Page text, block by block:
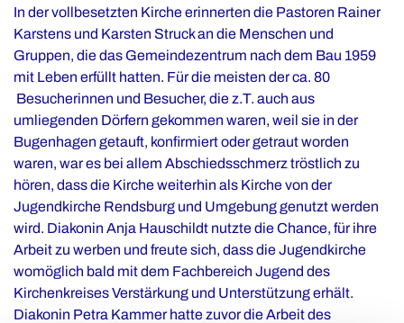
In der vollbesetzten Kirche erinnerten die Pastoren Rainer
Karstens und Karsten Struck an die Menschen und
Gruppen, die das Gemeindezentrum nach dem Bau 1959
mit Leben erfüllt hatten. Für die meisten der ca. 80
Besucherinnen und Besucher, die z.T. auch aus
umliegenden Dörfern gekommen waren, weil sie in der
Bugenhagen getauft, konfirmiert oder getraut worden
waren, war es bei allem Abschiedsschmerz tröstlich zu
hören, dass die Kirche weiterhin als Kirche von der
Jugendkirche Rendsburg und Umgebung genutzt werden
wird. Diakonin Anja Hauschildt nutzte die Chance, für ihre
Arbeit zu werben und freute sich, dass die Jugendkirche
womöglich bald mit dem Fachbereich Jugend des
Kirchenkreises Verstärkung und Unterstützung erhält.
Diakonin Petra Kammer hatte zuvor die Arbeit des